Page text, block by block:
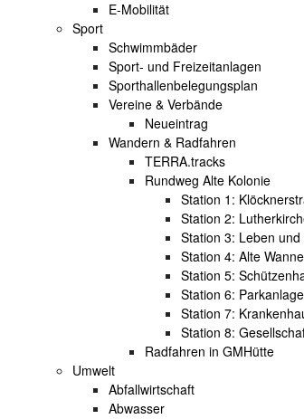
E-Mobilität
Sport
Schwimmbäder
Sport- und Freizeitanlagen
Sporthallenbelegungsplan
Vereine & Verbände
Neueintrag
Wandern & Radfahren
TERRA.tracks
Rundweg Alte Kolonie
Station 1:
Station 2:
Station 3: Leben
Station 4: Alte Wanne
Station 5:
Station 6:
Station 7:
Station 8:
Radfahren in GMHütte
Umwelt
Abfallwirtschaft
Abwasser